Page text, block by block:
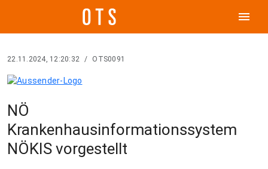
menu
22.11.2024, 12:20:32 / OTS0091
NÖ
Krankenhausinformationssystem
NÖKIS vorgestellt